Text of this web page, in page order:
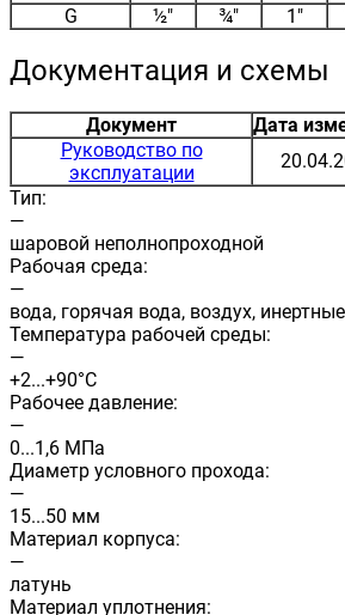
G
½" ¾" 1"
Документация и схемы
Документ Дата
Руководство по
эксплуатации
Тип:
—
шаровой неполнопроходной
Рабочая среда:
—
вода, горячая вода, воздух,
Температура рабочей среды:
—
+2...+90°С
Рабочее давление:
—
0...1,6 МПа
Диаметр условного прохода:
—
15...50 мм
Материал корпуса:
—
латунь
Материал уплотнения: